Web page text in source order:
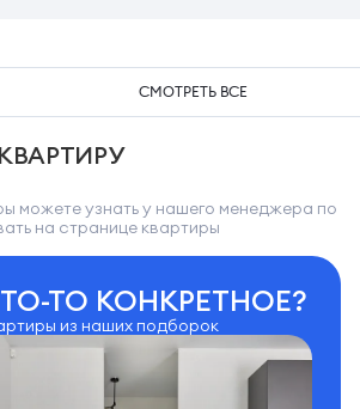
СМОТРЕТЬ ВСЕ
можете узнать у нашего менеджера по
на странице квартиры
ТО КОНКРЕТНОЕ?
из наших подборок